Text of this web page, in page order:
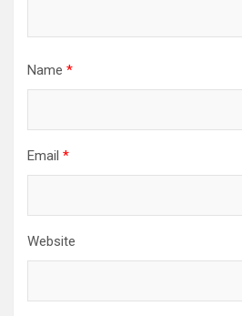
Name *
Email *
Website